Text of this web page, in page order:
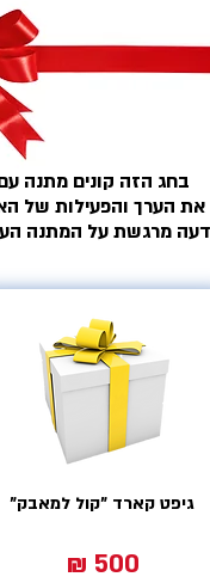
בחג הזה קונים מתנה
הערך והפעילות של
מרגשת על המתנה
גיפט קארד "קול למאבק"
500 ₪